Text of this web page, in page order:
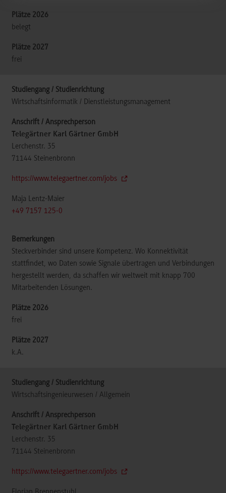
belegt
frei
Wirtschaftsinformatik / Dienstleistungsmanagement
Telegärtner Karl Gärtner GmbH
Lerchenstr. 35
71144 Steinenbronn
https://www.telegaertner.com/jobs
Maja Lentz-Maier
+49 7157 125-0
Steckverbinder sind unsere Kompetenz. Wo Konnektivität
stattfindet, wo Daten sowie Signale übertragen und Verbindungen
hergestellt werden, da schaffen wir weltweit mit knapp 700
Mitarbeitenden Lösungen.
frei
k.A.
Wirtschaftsingenieurwesen / Allgemein
Telegärtner Karl Gärtner GmbH
Lerchenstr. 35
71144 Steinenbronn
https://www.telegaertner.com/jobs